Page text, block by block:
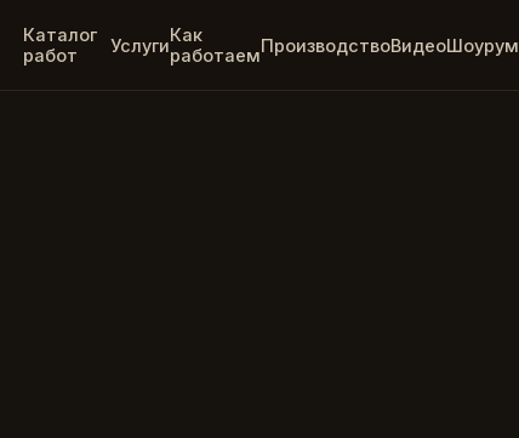
Каталог
работ
УслугиКак
работаемПроизводствоВидеоШоурум